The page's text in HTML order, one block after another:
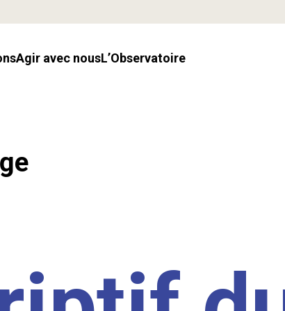
Agir avec nous l’Observatoire